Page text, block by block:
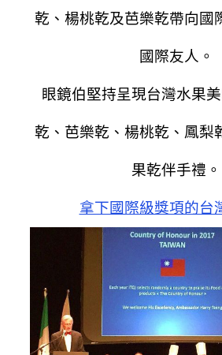
乾、楊桃乾及芭樂乾帶向國
國際友人。
眼鏡伯堅持呈現台灣水果美
乾、芭樂乾、楊桃乾、鳳梨
果乾伴手禮。
拿下國際級獎項的台